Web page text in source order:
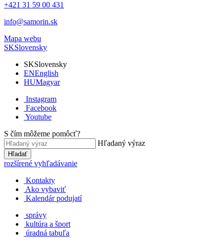
+421 31 59 00 431
info@samorin.sk
Mapa webu
SKSlovensky
SKSlovensky
ENEnglish
HUMagyar
Instagram
Facebook
Youtube
S čím môžeme pomôcť?
Hľadaný výraz
Hľadať
rozšírené vyhľadávanie
Kontakty
Ako vybaviť
Kalendár podujatí
správy
kultúra a šport
úradná tabuľa